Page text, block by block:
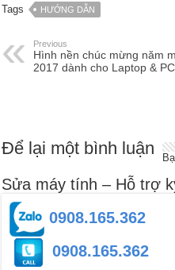
Tags HƯỚNG DẪN
Previous
Hình nền chúc mừng năm
2017 dành cho Laptop & PC
Để lại một bình luận
Sửa máy tính – Hỗ trợ
0908.165.362
0908.165.362